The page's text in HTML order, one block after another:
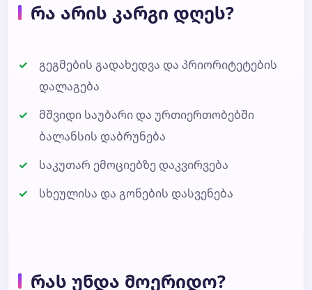
რა არის კარგი დღეს?
გეგმების გადახედვა და პრიორიტეტების
დალაგება
მშვიდი საუბარი და ურთიერთობებში
ბალანსის დაბრუნება
საკუთარ ემოციებზე დაკვირვება
სხეულისა და გონების დასვენება
რას უნდა მოერიდო?